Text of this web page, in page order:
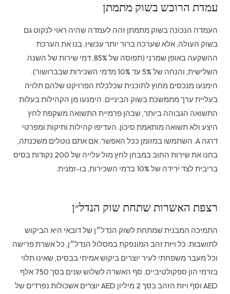
עמדת הרוכש בשוק מתמתן
העמדה הנכונה בשוק מתמתן זהה לעמדה שהיה ראוי לנקוט גם
בשוק העולה, אלא שערכהּ ברור יותר עכשיו. בנו את הערכת
ההשקעה באופן שמרני (תפוסה של 85%, דמי שירות של השנה
השלישית, והנחה של 5% עד 10% מדמי השכירות שבברושור).
הימנעו מנכסים מחוץ לתוכנית שכלכלת הפרויקט שלהם תלויה
בעליית ערך מתמשכת בשוק הביניים. הימנעו מן הקהילות בעלות
התשואה הגבוהה ביותר, שבהן פרמיית התשואה משקפת לחץ
היצע ולא תשואה מותאמת סיכון. העדיפו קהילות ותיקות ומפרטי
דרגה A. השתמשו במזומן ככל האפשר. אם אתם נוטלים משכנתה,
בחנו את שירות החוב במבחן לחץ מול עלייה של 200 נקודות בסיס
בריבית לצד ירידה של 10% בדמי השכירות, בו-זמנית.
רצפת האשרות שתחת שוק הנדל״ן
התמיכה המבנית שמתחת לשוק הנדל״ן של דובאי היא הביקוש
לתושבוּת. כל ויזת זהב המונפקת במסלול הנדל״ן, כל אשרת פרישה
וכל מעבר משפחתי לעיר יוצרים ביקוש אמיתי בבסיס, שאינו תלוי
בזרמי הון ספקולטיביים. סף האשרה לשלוש שנים בסך 750 אלף
AED וסף ויזת הזהב בסך 2 מיליון AED יוצרים אשכולות נפרדים של